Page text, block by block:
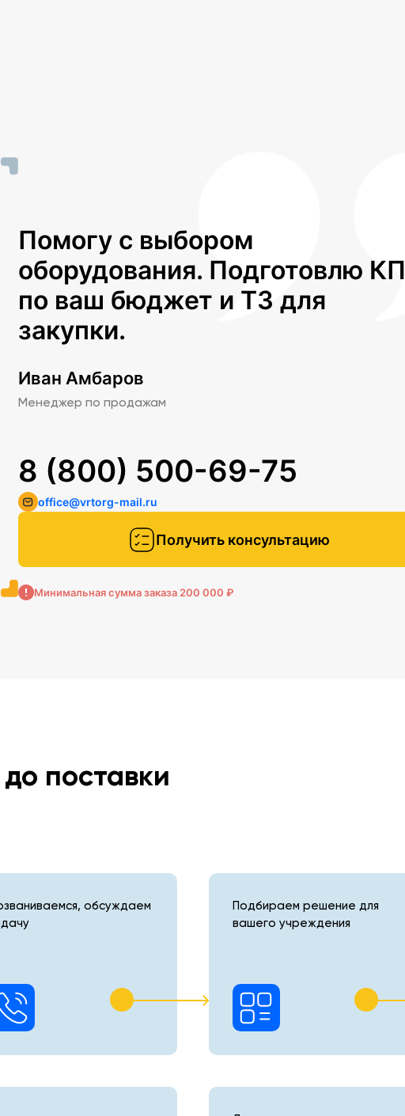
Помогу с выбором
оборудования. Подготовлю КП
по ваш бюджет и ТЗ для
закупки.
Иван Амбаров
Менеджер по продажам
Получить консультацию
8 (800) 500-69-75
office@vrtorg-mail.ru
Минимальная сумма заказа 200 000 ₽
поставки
обсуждаем
Подбираем решение для
вашего учреждения